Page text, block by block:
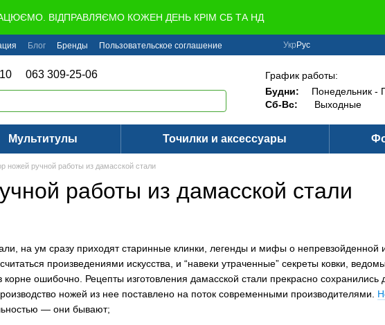
ВІДПРАВЛЯЄМО КОЖЕН ДЕНЬ КРІМ СБ ТА НД
Блог Бренды Пользовательское соглашение Укр Рус
063 309-25-06
График работы:
Будни:
Понедельник -
Сб-Вс:
Выходные
Мультитулы Точилки и аксессуары
ножей ручной работы из дамасской стали
работы из дамасской стали
на ум сразу приходят старинные клинки, легенды и мифы о непревзойденной
произведениями искусства, и “навеки утраченные” секреты ковки,
корне ошибочно. Рецепты изготовления дамасской стали прекрасно
ножей из нее поставлено на поток современными производителями.
— они бывают;